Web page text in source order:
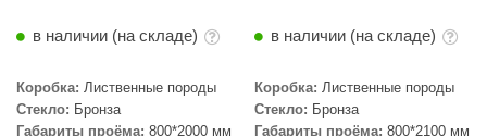
в наличии (на складе)
Коробка: Лиственные породы
Стекло: Бронза
Габариты проёма: 800*2000 мм
в наличии (на складе)
Коробка: Лиственные породы
Стекло: Бронза
Габариты проёма: 800*2100 мм